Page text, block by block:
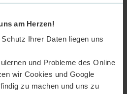
am Herzen!
Ihrer Daten liegen uns
und Probleme des Online
wir Cookies und Google
zu machen und uns zu
KUPFERFREIER LED-BADSPIEGEL
Der Badspiegel ist kupferfrei und bleibt stets glänzend
ohne zu oxidieren oder übermäßig anzulaufen.
wurde, wird die integrierte Heizung automatisch aktiviert.
Starten Sie, durch ein modernes und lichterfülltes Umfeld,